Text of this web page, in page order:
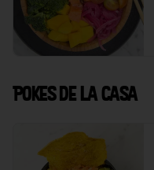
Pokes de la casa